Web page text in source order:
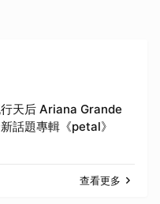
天后 Ariana Grande
話題專輯《petal》
查看更多